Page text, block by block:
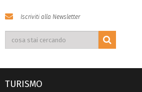
Iscriviti alla Newsletter
TURISMO